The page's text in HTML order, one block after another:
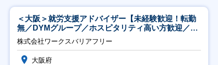
＜大阪＞就労支援アドバイザー【未経験歓迎！転勤
無／DYMグループ／ホスピタリティ高い方歓迎／土
日祝】
株式会社ワークスバリアフリー
大阪府